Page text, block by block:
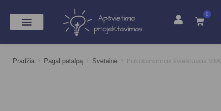
0
Pradžia > Pagal patalpą > Svetainė > Pakabinamas šviestuvas